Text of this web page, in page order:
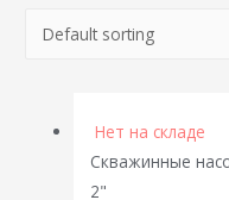
Нет на складе
Скважинные
2"